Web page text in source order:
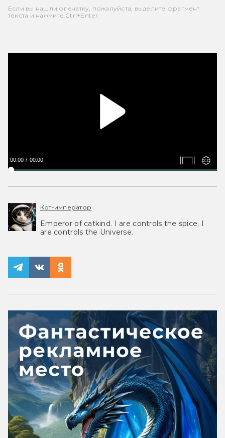
Если вы нашли опечатку, пожалуйста, выделите фрагмент
текста и нажмите Ctrl+Enter.
00:00 00:00
Кот-император
Emperor of catkind. I are controls the spice, I
are controls the Universe.